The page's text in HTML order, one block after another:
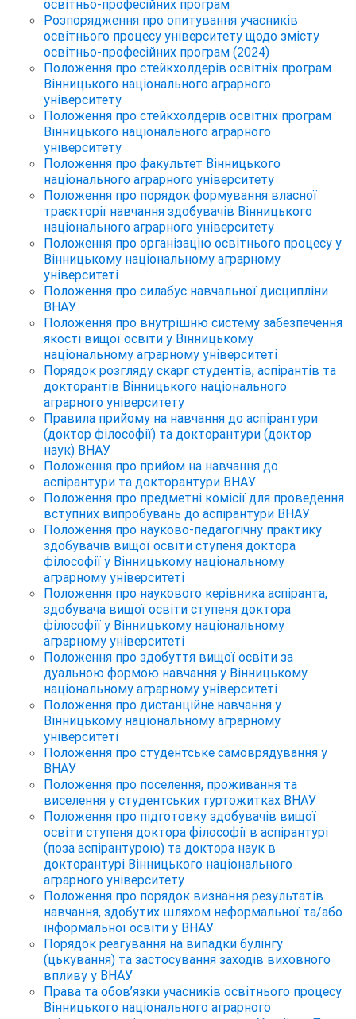
освітньо-професійних програм
Розпорядження про опитування учасників
освітнього процесу університету щодо змісту
освітньо-професійних програм (2024)
Положення про стейкхолдерів освітніх програм
Вінницького національного аграрного
університету
Положення про стейкхолдерів освітніх програм
Вінницького національного аграрного
університету
Положення про факультет Вінницького
національного аграрного університету
Положення про порядок формування власної
траєкторії навчання здобувачів Вінницького
національного аграрного університету
Положення про організацію освітнього процесу у
Вінницькому національному аграрному
університеті
Положення про силабус навчальної дисципліни
ВНАУ
Положення про внутрішню систему забезпечення
якості вищої освіти у Вінницькому
національному аграрному університеті
Порядок розгляду скарг студентів, аспірантів та
докторантів Вінницького національного
аграрного університету
Правила прийому на навчання до аспірантури
(доктор філософії) та докторантури (доктор
наук) ВНАУ
Положення про прийом на навчання до
аспірантури та докторантури ВНАУ
Положення про предметні комісії для проведення
вступних випробувань до аспірантури ВНАУ
Положення про науково-педагогічну практику
здобувачів вищої освіти ступеня доктора
філософії у Вінницькому національному
аграрному університеті
Положення про наукового керівника аспіранта,
здобувача вищої освіти ступеня доктора
філософії у Вінницькому національному
аграрному університеті
Положення про здобуття вищої освіти за
дуальною формою навчання у Вінницькому
національному аграрному університеті
Положення про дистанційне навчання у
Вінницькому національному аграрному
університеті
Положення про студентське самоврядування у
ВНАУ
Положення про поселення, проживання та
виселення у студентських гуртожитках ВНАУ
Положення про підготовку здобувачів вищої
освіти ступеня доктора філософії в аспірантурі
(поза аспірантурою) та доктора наук в
докторантурі Вінницького національного
аграрного університету
Положення про порядок визнання результатів
навчання, здобутих шляхом неформальної та/або
інформальної освіти у ВНАУ
Порядок реагування на випадки булінгу
(цькування) та застосування заходів виховного
впливу у ВНАУ
Права та обов’язки учасників освітнього процесу
Вінницького національного аграрного